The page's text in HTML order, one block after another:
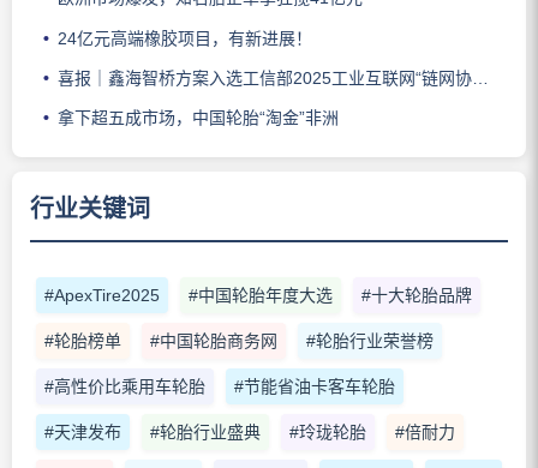
24亿元高端橡胶项目，有新进展！
喜报｜鑫海智桥方案入选工信部2025工业互联网“链网协同”典型案例
拿下超五成市场，中国轮胎“淘金”非洲
行业关键词
#ApexTire2025 #中国轮胎年度大选 #十大轮胎品牌
#轮胎榜单 #中国轮胎商务网 #轮胎行业荣誉榜
#高性价比乘用车轮胎 #节能省油卡客车轮胎
#天津发布 #轮胎行业盛典 #玲珑轮胎 #倍耐力